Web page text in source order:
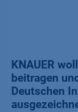
KNAUER
beitragen
Deutschen